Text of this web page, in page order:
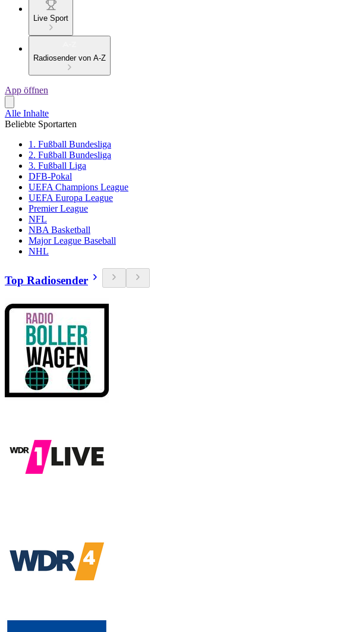
Live Sport
Radiosender von A-Z
App öffnen
Alle Inhalte
Beliebte Sportarten
1. Fußball Bundesliga
2. Fußball Bundesliga
3. Fußball Liga
DFB-Pokal
UEFA Champions League
UEFA Europa League
Premier League
NFL
NBA Basketball
Major League Baseball
NHL
Top Radiosender